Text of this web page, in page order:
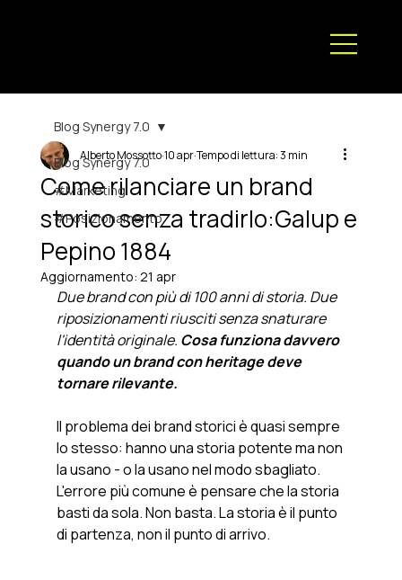
Blog Synergy 7.0
#Marketing
#Posizionamento
Blog Synergy 7.0
Come rilanciare un brand
storico senza tradirlo:Galup e
Pepino 1884
Alberto Mossotto10 aprTempo di lettura: 3 min
Aggiornamento: 21 apr
Due brand con più di 100 anni di storia. Due
riposizionamenti riusciti senza snaturare
l'identità originale. Cosa funziona davvero
quando un brand con heritage deve
tornare rilevante.
Il problema dei brand storici è quasi sempre
lo stesso: hanno una storia potente ma non
la usano - o la usano nel modo sbagliato.
L'errore più comune è pensare che la storia
basti da sola. Non basta. La storia è il punto
di partenza, non il punto di arrivo.